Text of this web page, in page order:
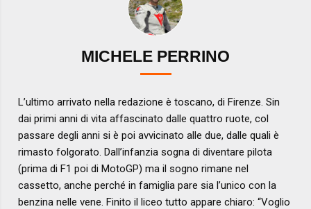
MICHELE PERRINO
L’ultimo arrivato nella redazione è toscano, di Firenze. Sin
dai primi anni di vita affascinato dalle quattro ruote, col
passare degli anni si è poi avvicinato alle due, dalle quali è
rimasto folgorato. Dall’infanzia sogna di diventare pilota
(prima di F1 poi di MotoGP) ma il sogno rimane nel
cassetto, anche perché in famiglia pare sia l’unico con la
benzina nelle vene. Finito il liceo tutto appare chiaro: “Voglio